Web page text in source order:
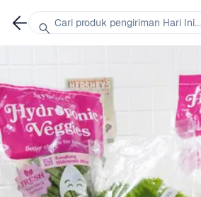
Cari produk pengiriman Hari Ini...